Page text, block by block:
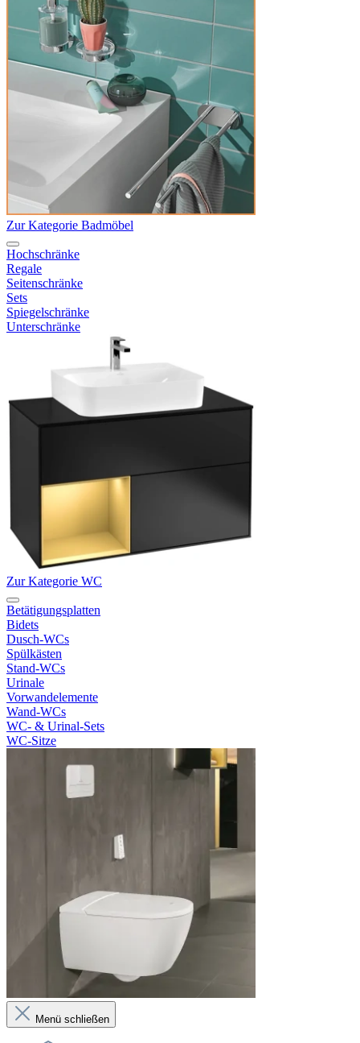
Zur Kategorie Badmöbel
Hochschränke
Regale
Seitenschränke
Sets
Spiegelschränke
Unterschränke
Zur Kategorie WC
Betätigungsplatten
Bidets
Dusch-WCs
Spülkästen
Stand-WCs
Urinale
Vorwandelemente
Wand-WCs
WC- & Urinal-Sets
WC-Sitze
Menü schließen